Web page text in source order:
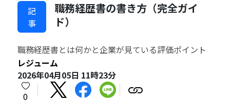
記
事
職務経歴書の書き方（完全ガイ
ド）
職務経歴書とは何かと企業が見ている評価ポイント
レジューム
2026年04月05日 11時23分
0